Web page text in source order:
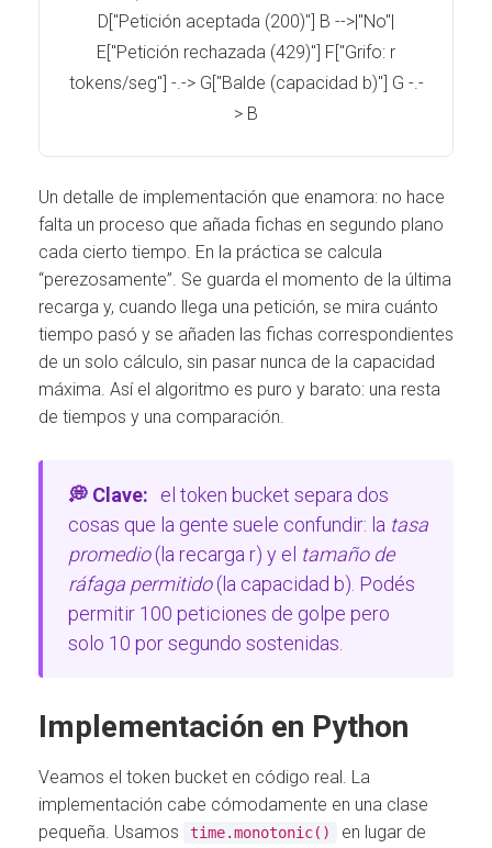
D["Petición aceptada (200)"] B -->|"No"|
E["Petición rechazada (429)"] F["Grifo: r
tokens/seg"] -.-> G["Balde (capacidad b)"] G -.-
> B
Un detalle de implementación que enamora: no hace
falta un proceso que añada fichas en segundo plano
cada cierto tiempo. En la práctica se calcula
“perezosamente”. Se guarda el momento de la última
recarga y, cuando llega una petición, se mira cuánto
tiempo pasó y se añaden las fichas correspondientes
de un solo cálculo, sin pasar nunca de la capacidad
máxima. Así el algoritmo es puro y barato: una resta
de tiempos y una comparación.
💭 Clave:
el token bucket separa dos
cosas que la gente suele confundir: la tasa
promedio(la recarga r) y el tamaño de
ráfaga permitido(la capacidad b). Podés
permitir 100 peticiones de golpe pero
solo 10 por segundo sostenidas.
Implementación en Python
Veamos el token bucket en código real. La
implementación cabe cómodamente en una clase
pequeña. Usamos
time.monotonic() en lugar de